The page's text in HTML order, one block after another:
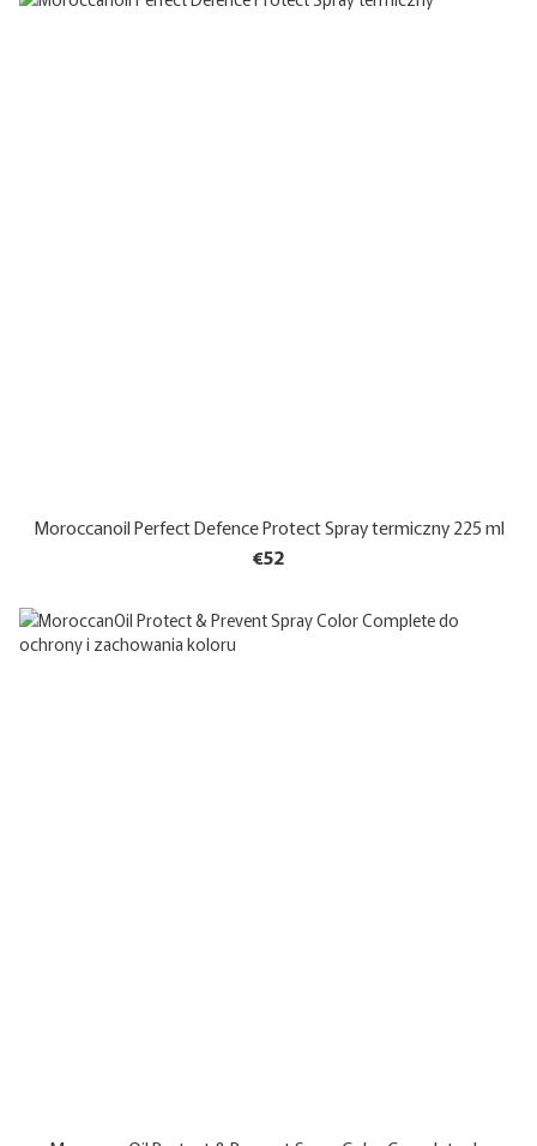
Moroccanoil Perfect Defence Protect Spray termiczny 225 ml
€52